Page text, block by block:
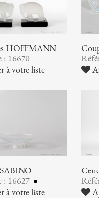
HOFFMANN
: 16670
à votre liste
: 16627
à votre liste